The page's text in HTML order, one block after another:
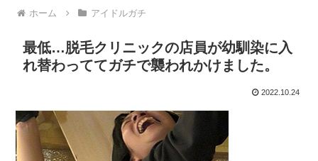
ホーム アイドルガチ
最低…脱毛クリニックの店員が幼馴染に入
れ替わっててガチで襲われかけました。
2022.10.24